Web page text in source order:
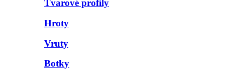
Tvarové profily
Hroty
Vruty
Botky